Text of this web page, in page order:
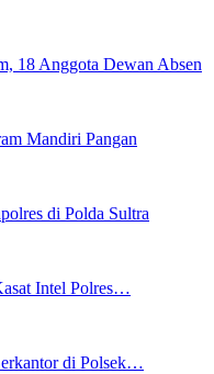
18 Anggota Dewan Absen
Mandiri Pangan
di Polda Sultra
Intel Polres…
di Polsek…